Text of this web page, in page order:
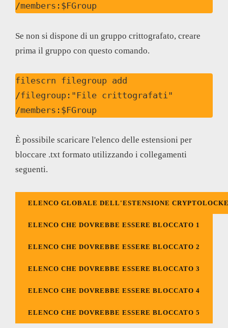
/members:$FGroup
Se non si dispone di un gruppo crittografato, creare
prima il gruppo con questo comando.
filescrn filegroup add
/filegroup:"File crittografati"
/members:$FGroup
È possibile scaricare l'elenco delle estensioni per
bloccare .txt formato utilizzando i collegamenti
seguenti.
ELENCO GLOBALE DELL'ESTENSIONE
ELENCO CHE DOVREBBE ESSERE BLOCCATO 1
ELENCO CHE DOVREBBE ESSERE BLOCCATO 2
ELENCO CHE DOVREBBE ESSERE BLOCCATO 3
ELENCO CHE DOVREBBE ESSERE BLOCCATO 4
ELENCO CHE DOVREBBE ESSERE BLOCCATO 5